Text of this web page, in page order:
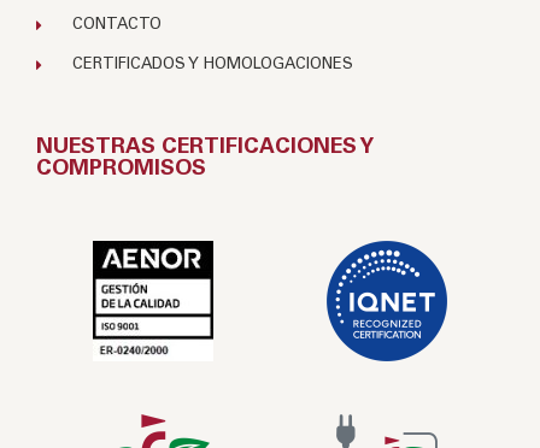
CONTACTO
CERTIFICADOS Y HOMOLOGACIONES
NUESTRAS CERTIFICACIONES Y
COMPROMISOS